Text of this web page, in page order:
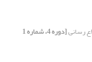
رسانی [دوره 4، شماره 1